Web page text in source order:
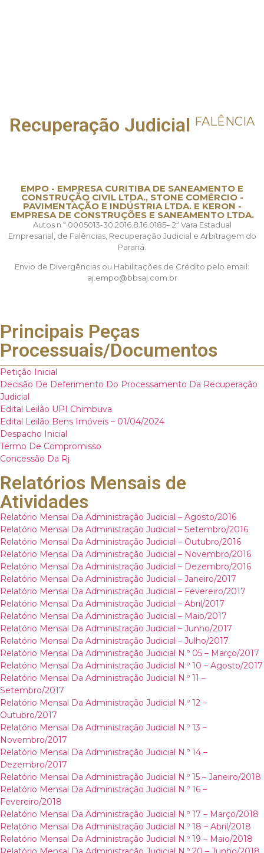
Recuperação Judicial FALÊNCIA
EMPO - EMPRESA CURITIBA DE SANEAMENTO E
CONSTRUÇÃO CIVIL LTDA., STONE COMÉRCIO -
PAVIMENTAÇÃO E INDÚSTRIA LTDA. E KERON -
EMPRESA DE CONSTRUÇÕES E SANEAMENTO LTDA.
Autos n.º 0005013-30.2016.8.16.0185– 2ª Vara Estadual
Empresarial, de Falências, Recuperação Judicial e Arbitragem do
Paraná.
Envio de Divergências ou Habilitações de Crédito pelo email:
aj.empo@bbsaj.com.br
Principais Peças
Processuais/Documentos
Petição Inicial
Decisão De Deferimento Do Processamento Da Recuperação
Judicial
Edital Leilão UPI Chimbuva
Edital Leilão Bens Imóveis – 01/04/2024
Despacho Inicial
Termo De Compromisso
Concessão Da Rj
Relatórios Mensais de
Atividades
Relatório Mensal Da Administração Judicial – Agosto/2016
Relatório Mensal Da Administração Judicial – Setembro/2016
Relatório Mensal Da Administração Judicial – Outubro/2016
Relatório Mensal Da Administração Judicial – Novembro/2016
Relatório Mensal Da Administração Judicial – Dezembro/2016
Relatório Mensal Da Administração Judicial – Janeiro/2017
Relatório Mensal Da Administração Judicial – Fevereiro/2017
Relatório Mensal Da Administração Judicial – Abril/2017
Relatório Mensal Da Administração Judicial – Maio/2017
Relatório Mensal Da Administração Judicial – Junho/2017
Relatório Mensal Da Administração Judicial – Julho/2017
Relatório Mensal Da Administração Judicial N.º 05 – Março/2017
Relatório Mensal Da Administração Judicial N.º 10 – Agosto/2017
Relatório Mensal Da Administração Judicial N.º 11 –
Setembro/2017
Relatório Mensal Da Administração Judicial N.º 12 –
Outubro/2017
Relatório Mensal Da Administração Judicial N.º 13 –
Novembro/2017
Relatório Mensal Da Administração Judicial N.º 14 –
Dezembro/2017
Relatório Mensal Da Administração Judicial N.º 15 – Janeiro/2018
Relatório Mensal Da Administração Judicial N.º 16 –
Fevereiro/2018
Relatório Mensal Da Administração Judicial N.º 17 – Março/2018
Relatório Mensal Da Administração Judicial N.º 18 – Abril/2018
Relatório Mensal Da Administração Judicial N.º 19 – Maio/2018